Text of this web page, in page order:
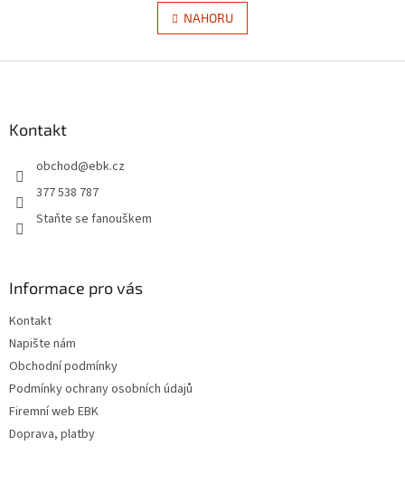
l
á
á
n
k
v
NAHORU
Kontakt
obchod@ebk.cz
377 538 787
Staňte se fanouškem
Informace pro vás
Kontakt
Napište nám
Obchodní podmínky
Podmínky ochrany osobních údajů
Firemní web EBK
Doprava, platby